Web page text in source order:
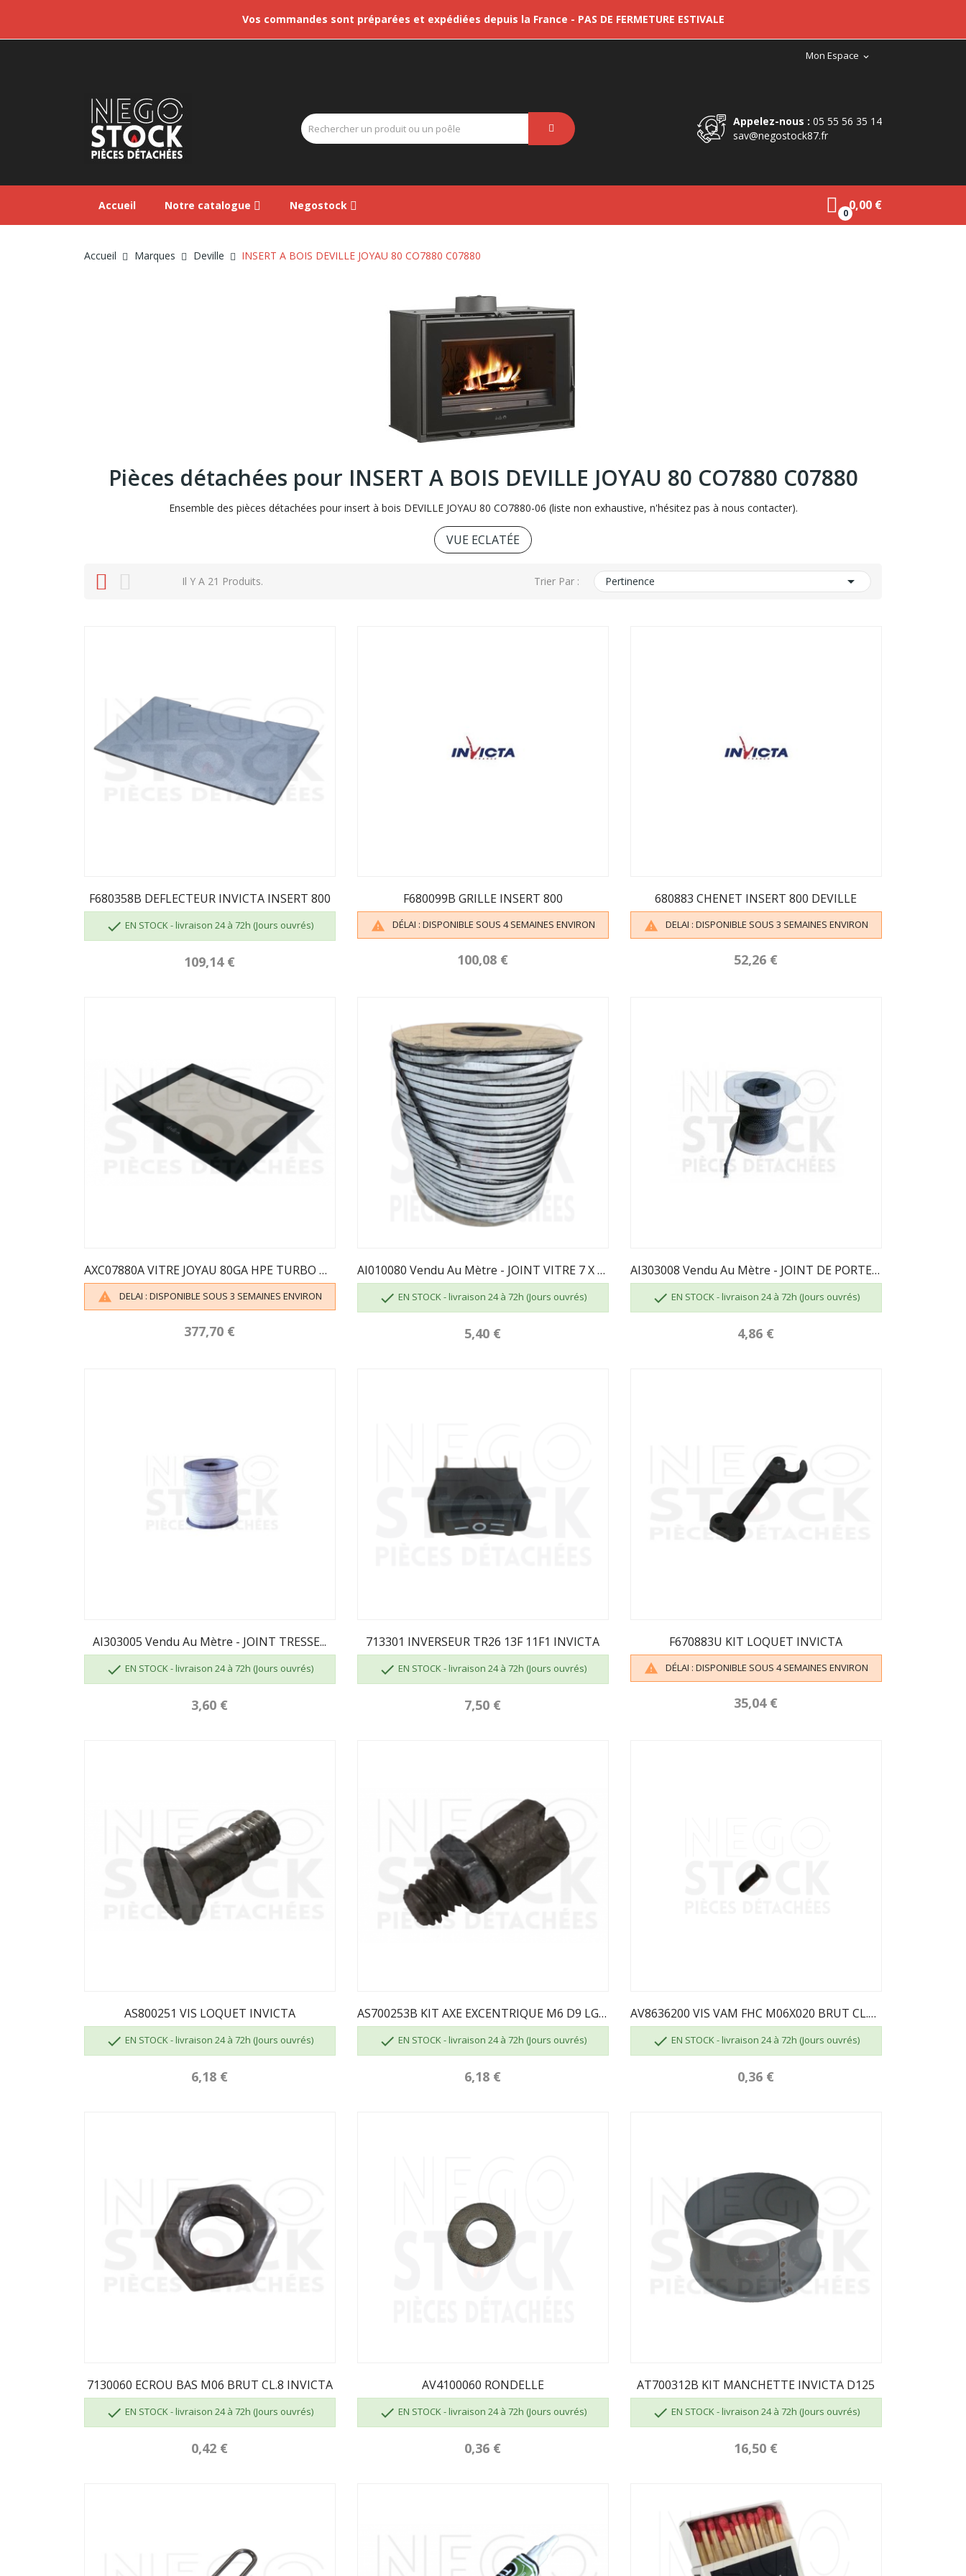
Vos commandes sont préparées et expédiées depuis la France - PAS DE FERMETURE ESTIVALE
Mon Espace expand_more
0
0,00 €
Appelez-nous : 05 55 56 35 14
sav@negostock87.fr
Accueil Notre catalogue Negostock
Accueil Marques Deville INSERT A BOIS DEVILLE JOYAU 80 CO7880 C07880
Pièces détachées pour INSERT A BOIS DEVILLE JOYAU 80 CO7880 C07880
Ensemble des pièces détachées pour insert à bois DEVILLE JOYAU 80 CO7880-06 (liste non exhaustive, n'hésitez pas à nous contacter).
VUE ECLATÉE
Il Y A 21 Produits. Trier Par : Pertinence 
F680358B DEFLECTEUR INVICTA INSERT 800
 EN STOCK - livraison 24 à 72h (Jours ouvrés)
109,14 €
F680099B GRILLE INSERT 800
 DÉLAI : DISPONIBLE SOUS 4 SEMAINES ENVIRON
100,08 €
680883 CHENET INSERT 800 DEVILLE
 DELAI : DISPONIBLE SOUS 3 SEMAINES ENVIRON
52,26 €
AXC07880A VITRE JOYAU 80GA HPE TURBO DEVILLE
 DELAI : DISPONIBLE SOUS 3 SEMAINES ENVIRON
377,70 €
AI010080 Vendu Au Mètre - JOINT VITRE 7 X 3...
 EN STOCK - livraison 24 à 72h (Jours ouvrés)
5,40 €
AI303008 Vendu Au Mètre - JOINT DE PORTE D8
 EN STOCK - livraison 24 à 72h (Jours ouvrés)
4,86 €
AI303005 Vendu Au Mètre - JOINT TRESSE...
 EN STOCK - livraison 24 à 72h (Jours ouvrés)
3,60 €
713301 INVERSEUR TR26 13F 11F1 INVICTA
 EN STOCK - livraison 24 à 72h (Jours ouvrés)
7,50 €
F670883U KIT LOQUET INVICTA
 DÉLAI : DISPONIBLE SOUS 4 SEMAINES ENVIRON
35,04 €
AS800251 VIS LOQUET INVICTA
 EN STOCK - livraison 24 à 72h (Jours ouvrés)
6,18 €
AS700253B KIT AXE EXCENTRIQUE M6 D9 LG20 INVICTA
 EN STOCK - livraison 24 à 72h (Jours ouvrés)
6,18 €
AV8636200 VIS VAM FHC M06X020 BRUT CL.10.9
 EN STOCK - livraison 24 à 72h (Jours ouvrés)
0,36 €
7130060 ECROU BAS M06 BRUT CL.8 INVICTA
 EN STOCK - livraison 24 à 72h (Jours ouvrés)
0,42 €
AV4100060 RONDELLE
 EN STOCK - livraison 24 à 72h (Jours ouvrés)
0,36 €
AT700312B KIT MANCHETTE INVICTA D125
 EN STOCK - livraison 24 à 72h (Jours ouvrés)
16,50 €